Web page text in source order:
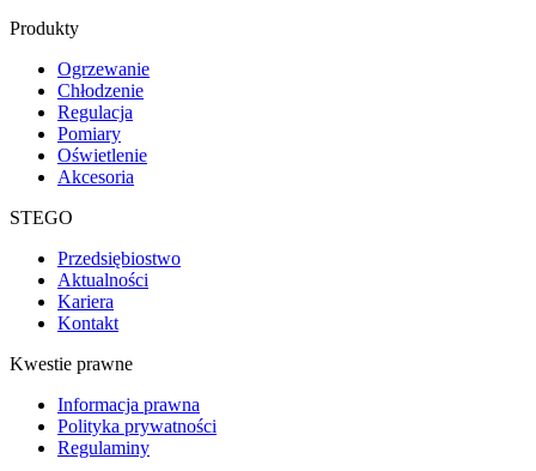
Produkty
Ogrzewanie
Chłodzenie
Regulacja
Pomiary
Oświetlenie
Akcesoria
STEGO
Przedsiębiostwo
Aktualności
Kariera
Kontakt
Kwestie prawne
Informacja prawna
Polityka prywatności
Regulaminy